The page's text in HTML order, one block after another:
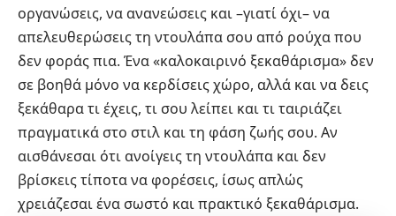
οργανώσεις, να ανανεώσεις και –γιατί όχι– να
απελευθερώσεις τη ντουλάπα σου από ρούχα που
δεν φοράς πια. Ένα «καλοκαιρινό ξεκαθάρισμα» δεν
σε βοηθά μόνο να κερδίσεις χώρο, αλλά και να δεις
ξεκάθαρα τι έχεις, τι σου λείπει και τι ταιριάζει
πραγματικά στο στιλ και τη φάση ζωής σου. Αν
αισθάνεσαι ότι ανοίγεις τη ντουλάπα και δεν
βρίσκεις τίποτα να φορέσεις, ίσως απλώς
χρειάζεσαι ένα σωστό και πρακτικό ξεκαθάρισμα.